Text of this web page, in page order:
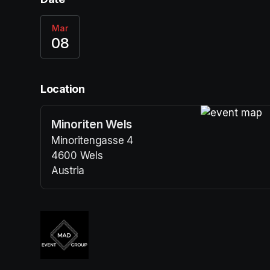
Mar
08
Location
Minoriten Wels
Minoritengasse 4
4600 Wels
Austria
(opens in a new tab)